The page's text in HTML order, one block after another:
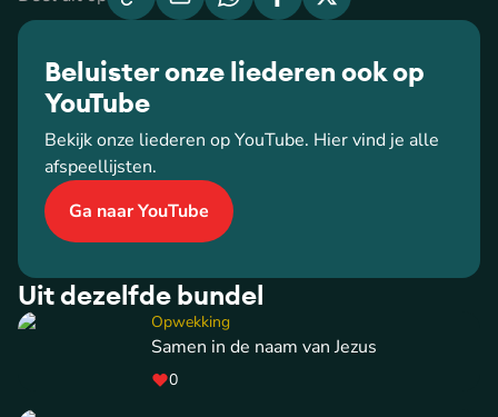
Beluister onze liederen ook op
YouTube
Bekijk onze liederen op YouTube. Hier vind je alle
afspeellijsten.
Ga naar YouTube
Uit dezelfde bundel
Opwekking
Samen in de naam van Jezus
0